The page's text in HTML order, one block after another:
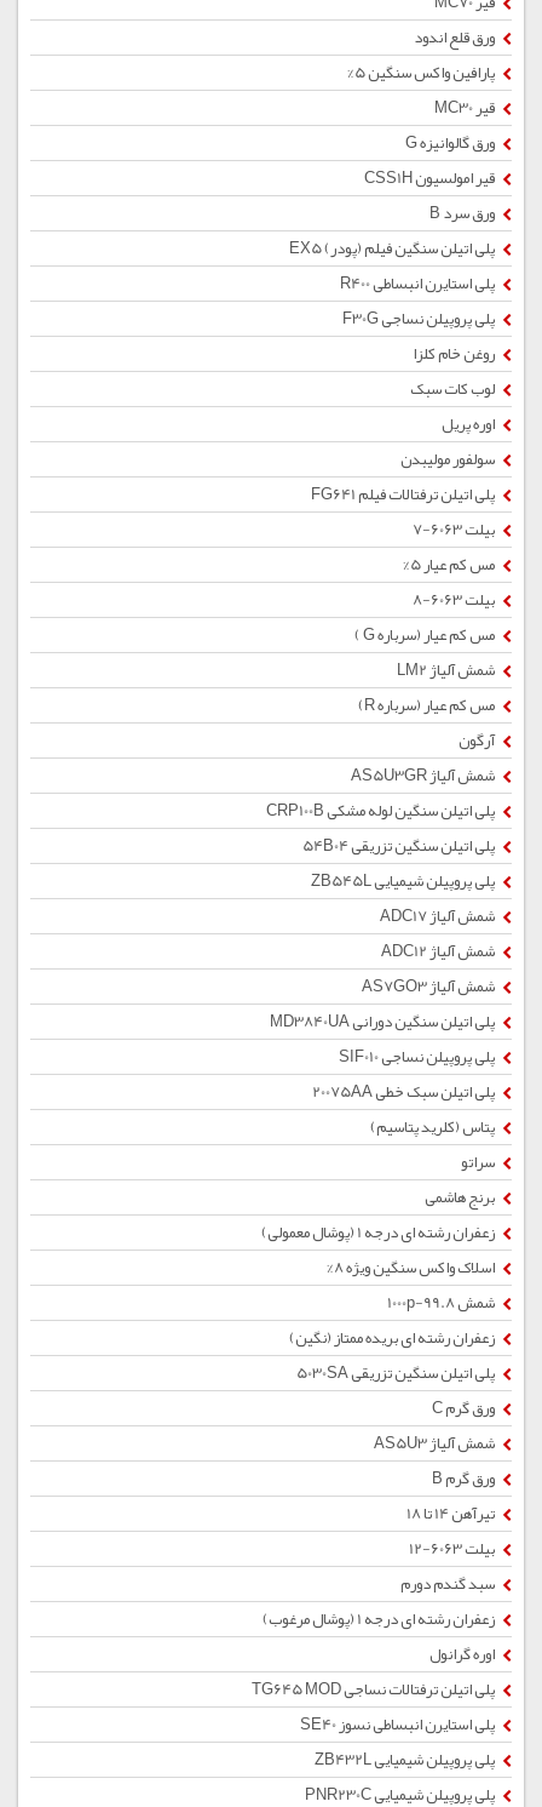
ورق قلع اندود
پارافین واکس سنگین 5%
قیر MC30
ورق گالوانیزه G
قیر امولسیون CSS1H
ورق سرد B
پلی اتیلن سنگین فیلم (پودر) EX5
پلی استایرن انبساطی R400
پلی پروپیلن نساجی F30G
روغن خام کلزا
لوب کات سبک
اوره پریل
سولفور مولیبدن
پلی اتیلن ترفتالات فیلم FG641
بیلت 6063-7
مس کم عیار 5%
بیلت 6063-8
مس کم عیار (سرباره G )
شمش آلیاژ LM2
مس کم عیار (سرباره R)
آرگون
شمش آلیاژ AS5U3GR
پلی اتیلن سنگین لوله مشکی CRP100B
پلی اتیلن سنگین تزریقی 54B04
پلی پروپیلن شیمیایی ZB545L
شمش آلیاژ ADC17
شمش آلیاژ ADC12
شمش آلیاژ AS7GO3
پلی اتیلن سنگین دورانی MD3840UA
پلی پروپیلن نساجی SIF010
پلی اتیلن سبک خطی 20075AA
پتاس (کلرید پتاسیم)
سراتو
برنج هاشمی
زعفران رشته ای درجه 1 (پوشال معمولی)
اسلاک واکس سنگین ویژه 8%
شمش 1000p-99.8
زعفران رشته ای بریده ممتاز (نگین)
پلی اتیلن سنگین تزریقی 5030SA
ورق گرم C
شمش آلیاژ AS5U3
ورق گرم B
تیرآهن 14 تا 18
بیلت 6063-12
سبد گندم دورم
زعفران رشته ای درجه 1 (پوشال مرغوب)
اوره گرانول
پلی اتیلن ترفتالات نساجی TG645 MOD
پلی استایرن انبساطی نسوز SE40
پلی پروپیلن شیمیایی ZB432L
پلی پروپیلن شیمیایی PNR230C